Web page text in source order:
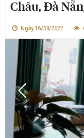
Châu, Đà
Ngày 16/09/2022